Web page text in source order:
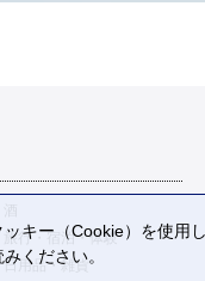
旅行・宿泊・体験
日用品・雑貨
キー（Cookie）を使用
ください。